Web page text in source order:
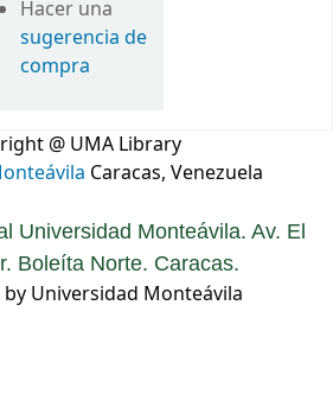
Hacer una
sugerencia de
compra
@ UMA Library
Caracas, Venezuela
Universidad Monteávila. Av. El
Boleíta Norte. Caracas.
Universidad Monteávila